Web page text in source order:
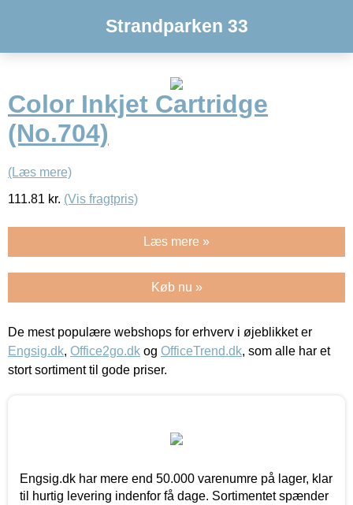
Strandparken 33
Color Inkjet Cartridge
(No.704)
(Læs mere)
111.81 kr. (Vis fragtpris)
Læs mere »
Køb nu »
De mest populære webshops for erhverv i øjeblikket er
Engsig.dk, Office2go.dk og OfficeTrend.dk, som alle har et
stort sortiment til gode priser.
Engsig.dk har mere end 50.000 varenumre på lager, klar
til hurtig levering indenfor få dage. Sortimentet spænder